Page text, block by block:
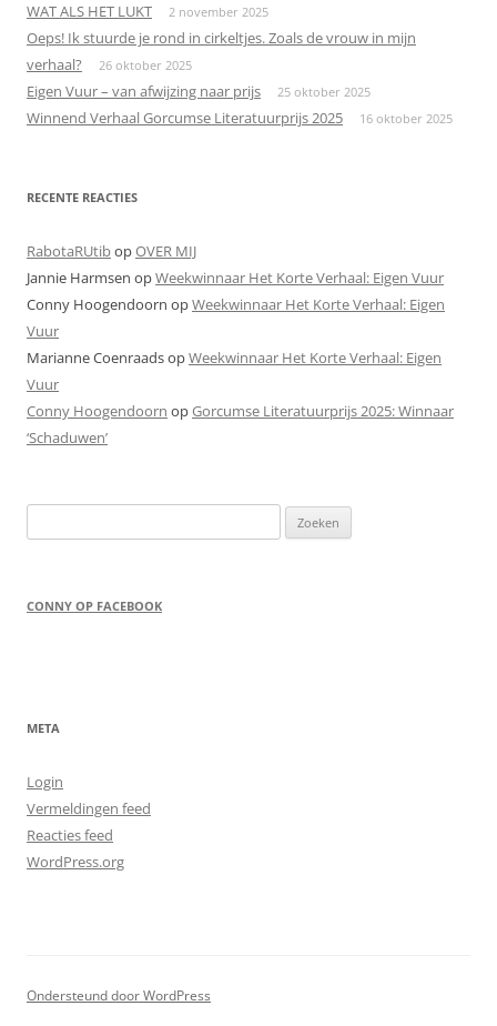
WAT ALS HET LUKT 2 november 2025
Oeps! Ik stuurde je rond in cirkeltjes. Zoals de vrouw in mijn
verhaal?
26 oktober 2025
Eigen Vuur – van afwijzing naar prijs 25 oktober 2025
Winnend Verhaal Gorcumse Literatuurprijs 2025 16 oktober 2025
RECENTE REACTIES
RabotaRUtibopOVER MIJ
Jannie Harmsen opWeekwinnaar Het Korte Verhaal: Eigen Vuur
Conny Hoogendoorn opWeekwinnaar Het Korte Verhaal: Eigen
Vuur
Marianne CoenraadsopWeekwinnaar Het Korte Verhaal: Eigen
Vuur
Conny Hoogendoorn opGorcumse Literatuurprijs 2025: Winnaar
‘Schaduwen’
naar:
CONNY OP FACEBOOK
META
Login
Vermeldingen feed
Reacties feed
WordPress.org
Ondersteund door WordPress